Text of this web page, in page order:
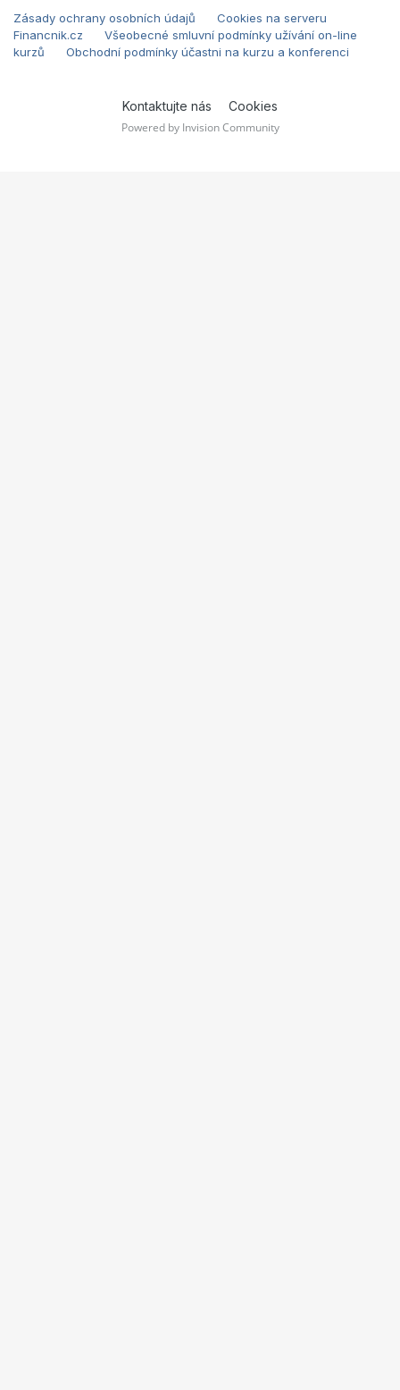
Zásady ochrany osobních údajů
Cookies na serveru
Financnik.cz
Všeobecné smluvní podmínky užívání on-line
kurzů
Obchodní podmínky účastni na kurzu a konferenci
Kontaktujte nás
Cookies
Powered by Invision Community